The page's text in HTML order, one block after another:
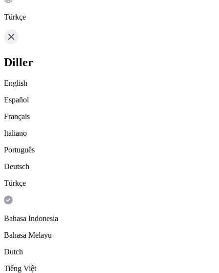
Türkçe
Diller
English
Español
Français
Italiano
Português
Deutsch
Türkçe
Bahasa Indonesia
Bahasa Melayu
Dutch
Tiếng Việt